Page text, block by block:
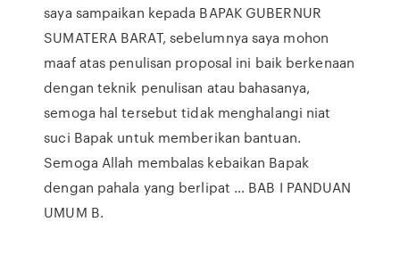
saya sampaikan kepada BAPAK GUBERNUR
SUMATERA BARAT, sebelumnya saya mohon
maaf atas penulisan proposal ini baik berkenaan
dengan teknik penulisan atau bahasanya,
semoga hal tersebut tidak menghalangi niat
suci Bapak untuk memberikan bantuan.
Semoga Allah membalas kebaikan Bapak
dengan pahala yang berlipat … BAB I PANDUAN
UMUM B.